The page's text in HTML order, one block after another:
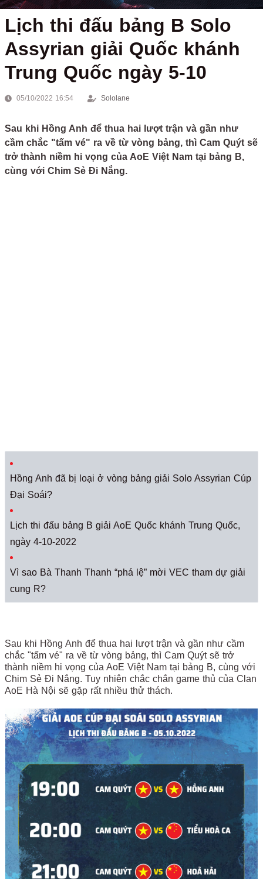
Lịch thi đấu bảng B Solo
Assyrian giải Quốc khánh
Trung Quốc ngày 5-10
05/10/2022 16:54 Sololane
Sau khi Hồng Anh để thua hai lượt trận và gần như
cầm chắc "tấm vé" ra về từ vòng bảng, thì Cam Quýt sẽ
trở thành niềm hi vọng của AoE Việt Nam tại bảng B,
cùng với Chim Sẻ Đi Nắng.
Hồng Anh đã bị loại ở vòng bảng giải Solo Assyrian Cúp
Đại Soái?
Lịch thi đấu bảng B giải AoE Quốc khánh Trung Quốc,
ngày 4-10-2022
Vì sao Bà Thanh Thanh “phá lệ” mời VEC tham dự giải
cung R?
Sau khi Hồng Anh để thua hai lượt trận và gần như cầm
chắc "tấm vé" ra về từ vòng bảng, thì Cam Quýt sẽ trở
thành niềm hi vọng của AoE Việt Nam tại bảng B, cùng với
Chim Sẻ Đi Nắng. Tuy nhiên chắc chắn game thủ của Clan
AoE Hà Nội sẽ gặp rất nhiều thử thách.